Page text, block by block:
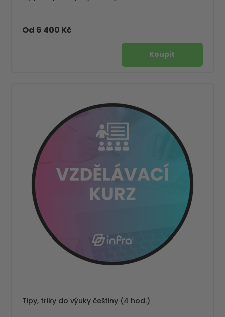
Od 6 400 Kč
Tipy, triky do výuky češtiny (4 hod.)